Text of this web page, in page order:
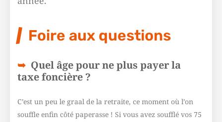
Foire aux questions
Quel âge pour ne plus payer la
taxe foncière ?
C’est un peu le graal de la retraite, ce moment où l’on
souffle enfin côté paperasse ! Si vous avez soufflé vos 75